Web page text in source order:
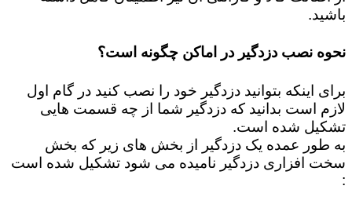
باشید.
نحوه نصب دزدگیر در اماکن چگونه است؟
برای اینکه بتوانید دزدگیر خود را نصب کنید در گام اول
لازم است بدانید که دزدگیر شما از چه قسمت هایی
تشکیل شده است.
به طور عمده یک دزدگیر از بخش های زیر که بخش
سخت افزاری دزدگیر نامیده می شود تشکیل شده است
: